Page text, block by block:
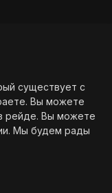
существует с
Вы можете
рейде. Вы можете
. Мы будем рады